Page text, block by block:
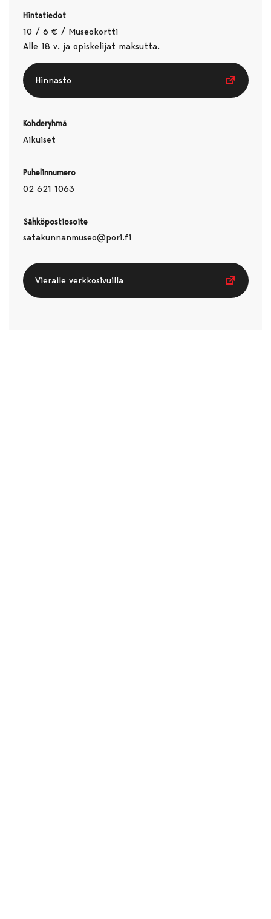
Hintatiedot
10 / 6 € / Museokortti
Alle 18 v. ja opiskelijat maksutta.
Hinnasto
Kohderyhmä
Aikuiset
Puhelinnumero
02 621 1063
Sähköpostiosoite
satakunnanmuseo@pori.fi
Vieraile verkkosivuilla